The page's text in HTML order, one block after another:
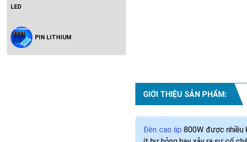
LED
PIN LITHIUM
GIỚI THIỆU SẢN PHẨM:
Đèn cao áp 800W được nhiều